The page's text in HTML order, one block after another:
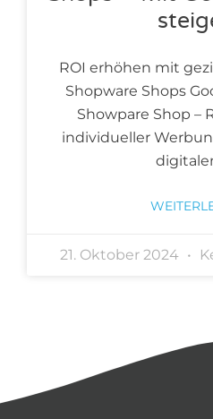
ROI erhöhen mit
Shopware Shops
Showpare Shop –
individueller
21. Oktober 2024